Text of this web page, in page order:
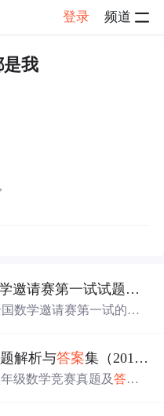
登录 频道
帖子详情
我
邀请赛第一试试题及
数学邀请赛第一试的试
解析与答案集（2018-2020）
级数学竞赛真题及答案